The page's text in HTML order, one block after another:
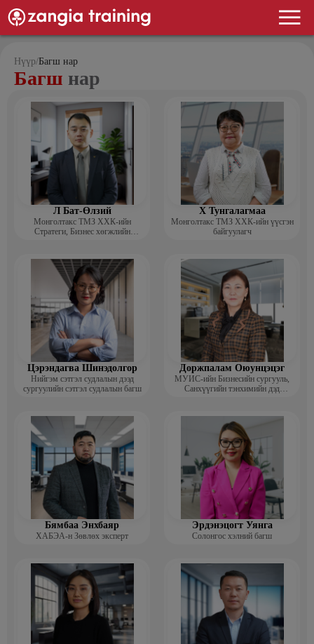
Нүүр/Багш нар
Багш нар
Л Бат-Өлзий
Монголтакс ТМЗ ХХК-ийн
Стратеги, Бизнес хөгжлийн
Х Тунгалагмаа
Монголтакс ТМЗ ХХК-ийн үүсгэн
байгуулагч
Цэрэндагва Шинэдолгор
Нийгэм сэтгэл судлалын дээд
сургуулийн сэтгэл судлалын багш
Доржпалам Оюунцэцэг
МУИС-ийн Бизнесийн сургууль,
Санхүүгийн тэнхимийн дэд
Бямбаа Энхбаяр
ХАБЭА-н Зөвлөх эксперт
Эрдэнэцогт Уянга
Солонгос хэлний багш